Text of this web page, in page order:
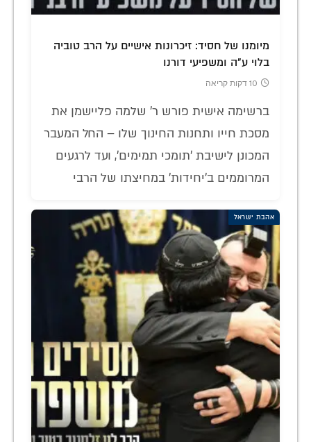
מיומנו של חסיד: זיכרונות אישיים על הרב טוביה
בלוי ע"ה ומשפיעי דורנו
10 דקות קריאה
ברשימה אישית פורש ר' שלמה פליישמן את
מסכת חייו ותחנות החינוך שלו – החל המעבר
המכונן לישיבת 'תומכי תמימים', ועד לרגעים
המרוממים ב'יחידות' במחיצתו של הרבי
אהבת ישראל